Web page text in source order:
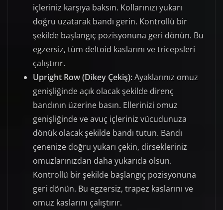
içleriniz karşıya baksın. Kollarınızı yukarı
doğru uzatarak bandı gerin. Kontrollü bir
şekilde başlangıç pozisyonuna geri dönün. Bu
egzersiz, tüm deltoid kaslarını ve tricepsleri
çalıştırır.
Upright Row (Dikey Çekiş):Ayaklarınız omuz
genişliğinde açık olacak şekilde direnç
bandının üzerine basın. Ellerinizi omuz
genişliğinde ve avuç içleriniz vücudunuza
dönük olacak şekilde bandı tutun. Bandı
çenenize doğru yukarı çekin, dirsekleriniz
omuzlarınızdan daha yukarıda olsun.
Kontrollü bir şekilde başlangıç pozisyonuna
geri dönün. Bu egzersiz, trapez kaslarını ve
omuz kaslarını çalıştırır.